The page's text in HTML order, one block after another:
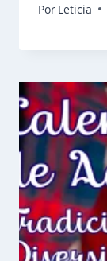
Por Leticia